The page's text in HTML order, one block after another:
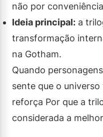
não por
Ideia principal: a
transformação
na Gotham.
Quando
sente que o
reforça Por que a
considerada a